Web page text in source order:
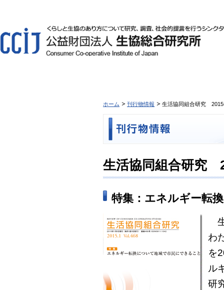
ホーム 刊行物情報 生活協同組合研究
生活協同組合研究
特集：エネルギー転
わ
を
ル
研